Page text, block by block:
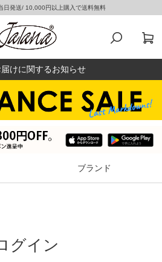
日発送/ 10,000円以上購入で送料無料
けに関するお知らせ
ブランド
グイン